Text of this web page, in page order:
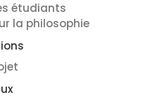
étudiants
la philosophie